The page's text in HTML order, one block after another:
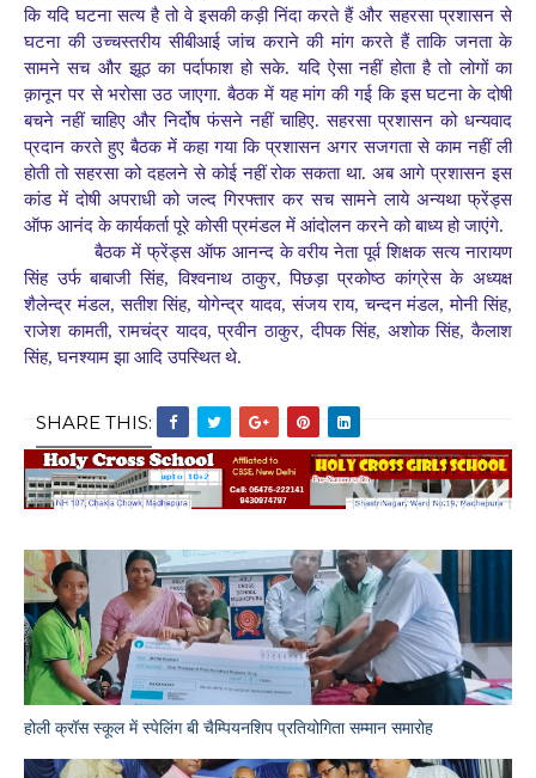
कि यदि घटना सत्य है तो वे इसकी कड़ी निंदा करते हैं और सहरसा प्रशासन से
घटना की उच्चस्तरीय सीबीआई जांच कराने की मांग करते हैं ताकि जनता के
सामने सच और झूठ का पर्दाफाश हो सके. यदि ऐसा नहीं होता है तो लोगों का
क़ानून पर से भरोसा उठ जाएगा. बैठक में यह मांग की गई कि इस घटना के दोषी
बचने नहीं चाहिए और निर्दोष फंसने नहीं चाहिए. सहरसा प्रशासन को धन्यवाद
प्रदान करते हुए बैठक में कहा गया कि प्रशासन अगर सजगता से काम नहीं ली
होती तो सहरसा को दहलने से कोई नहीं रोक सकता था. अब आगे प्रशासन इस
कांड में दोषी अपराधी को जल्द गिरफ्तार कर सच सामने लाये अन्यथा फ्रेंड्स
ऑफ आनंद के कार्यकर्ता पूरे कोसी प्रमंडल में आंदोलन करने को बाध्य हो जाएंगे.
बैठक में फ्रेंड्स ऑफ आनन्द के वरीय नेता पूर्व शिक्षक सत्य नारायण
सिंह उर्फ बाबाजी सिंह, विश्वनाथ ठाकुर, पिछड़ा प्रकोष्ठ कांग्रेस के अध्यक्ष
शैलेन्द्र मंडल, सतीश सिंह, योगेन्द्र यादव, संजय राय, चन्दन मंडल, मोनी सिंह,
राजेश कामती, रामचंद्र यादव, प्रवीन ठाकुर, दीपक सिंह, अशोक सिंह, कैलाश
सिंह, घनश्याम झा आदि उपस्थित थे.
SHARE THIS:
होली क्रॉस स्कूल में स्पेलिंग बी चैम्पियनशिप प्रतियोगिता सम्मान समारोह